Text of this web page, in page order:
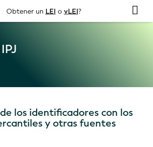
Obtener un LEI o vLEI?
los identificadores con los
y otras fuentes